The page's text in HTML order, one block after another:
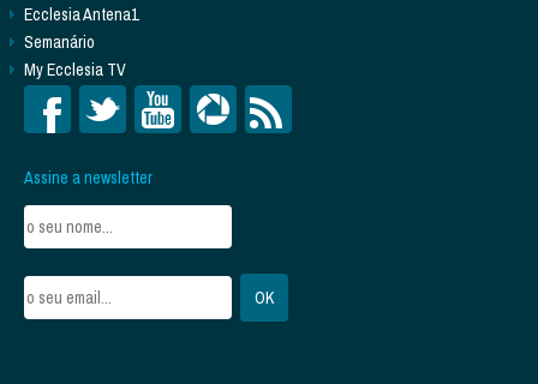
Ecclesia Antena1
Semanário
My Ecclesia TV
Assine a newsletter